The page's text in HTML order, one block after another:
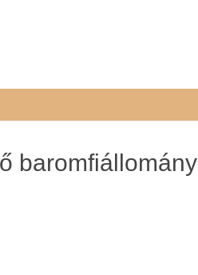
baromfiállomány